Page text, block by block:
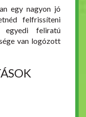
egy nagyon jó
felfrissíteni
egyedi feliratú
van logózott